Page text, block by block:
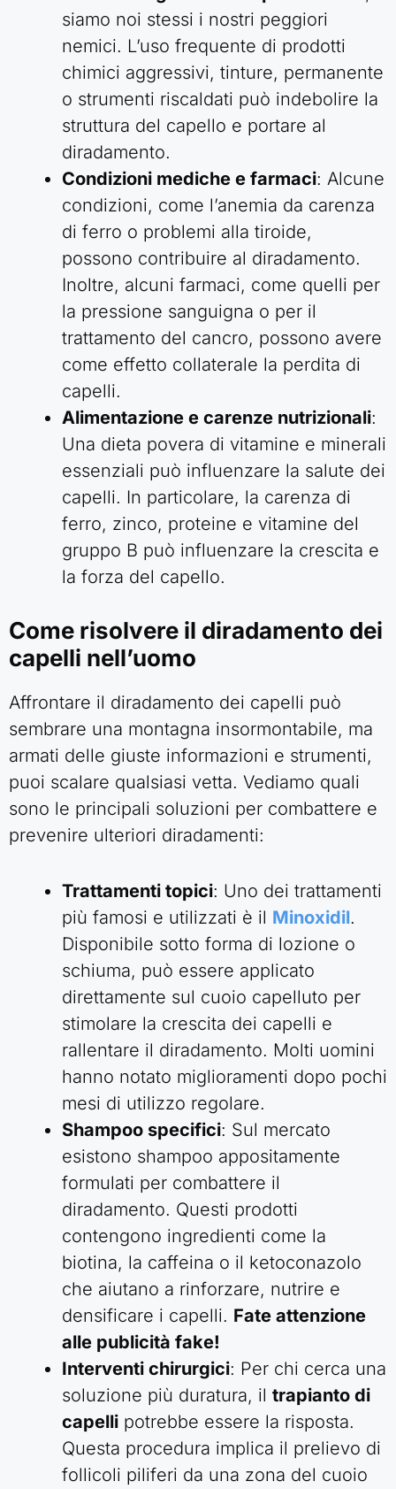
siamo noi stessi i nostri peggiori
nemici. L’uso frequente di prodotti
chimici aggressivi, tinture, permanente
o strumenti riscaldati può indebolire la
struttura del capello e portare al
diradamento.
Condizioni mediche e farmaci: Alcune
condizioni, come l’anemia da carenza
di ferro o problemi alla tiroide,
possono contribuire al diradamento.
Inoltre, alcuni farmaci, come quelli per
la pressione sanguigna o per il
trattamento del cancro, possono avere
come effetto collaterale la perdita di
capelli.
Alimentazione e carenze nutrizionali:
Una dieta povera di vitamine e minerali
essenziali può influenzare la salute dei
capelli. In particolare, la carenza di
ferro, zinco, proteine e vitamine del
gruppo B può influenzare la crescita e
la forza del capello.
Come risolvere il diradamento dei
capelli nell’uomo
Affrontare il diradamento dei capelli può
sembrare una montagna insormontabile, ma
armati delle giuste informazioni e strumenti,
puoi scalare qualsiasi vetta. Vediamo quali
sono le principali soluzioni per combattere e
prevenire ulteriori diradamenti:
Trattamenti topici: Uno dei trattamenti
più famosi e utilizzati è il Minoxidil.
Disponibile sotto forma di lozione o
schiuma, può essere applicato
direttamente sul cuoio capelluto per
stimolare la crescita dei capelli e
rallentare il diradamento. Molti uomini
hanno notato miglioramenti dopo pochi
mesi di utilizzo regolare.
Shampoo specifici: Sul mercato
esistono shampoo appositamente
formulati per combattere il
diradamento. Questi prodotti
contengono ingredienti come la
biotina, la caffeina o il ketoconazolo
che aiutano a rinforzare, nutrire e
densificare i capelli. Fate attenzione
alle publicità fake!
Interventi chirurgici: Per chi cerca una
soluzione più duratura, il trapianto di
capelli potrebbe essere la risposta.
Questa procedura implica il prelievo di
follicoli piliferi da una zona del cuoio